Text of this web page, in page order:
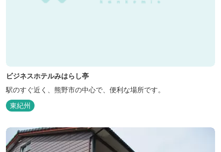
ビジネスホテルみはらし亭
駅のすぐ近く、熊野市の中心で、便利な場所です。
東紀州